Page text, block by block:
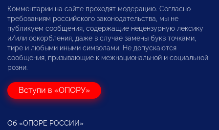
Комментарии на сайте проходят модерацию. Согласно
требованиям российского законодательства, мы не
публикуем сообщения, содержащие нецензурную лексику
и/или оскорбления, даже в случае замены букв точками,
тире и любыми иными символами. Не допускаются
сообщения, призывающие к межнациональной и социальной
розни.
Вступи в «ОПОРУ»
Об «ОПОРЕ РОССИИ»